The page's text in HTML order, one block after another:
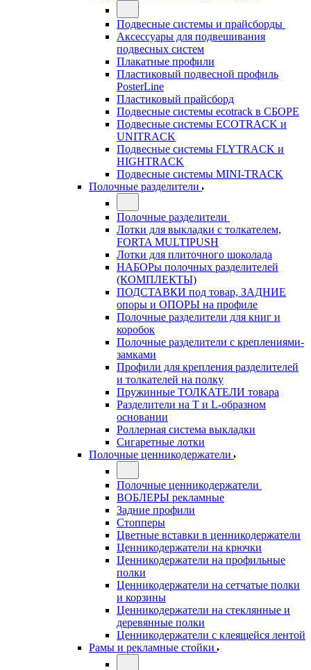
Подвесные системы и прайсборды
Аксессуары для подвешивания
подвесных систем
Плакатные профили
Пластиковый подвесной профиль
PosterLine
Пластиковый прайсборд
Подвесные системы ecotrack в СБОРЕ
Подвесные системы ECOTRACK и
UNITRACK
Подвесные системы FLYTRACK и
HIGHTRACK
Подвесные системы MINI-TRACK
Полочные разделители
Полочные разделители
Лотки для выкладки с толкателем,
FORTA MULTIPUSH
Лотки для плиточного шоколада
НАБОРы полочных разделителей
(КОМПЛЕКТЫ)
ПОДСТАВКИ под товар, ЗАДНИЕ
опоры и ОПОРЫ на профиле
Полочные разделители для книг и
коробок
Полочные разделители с креплениями-
замками
Профили для крепления разделителей
и толкателей на полку
Пружинные ТОЛКАТЕЛИ товара
Разделители на Т и L-образном
основании
Роллерная система выкладки
Сигаретные лотки
Полочные ценникодержатели
Полочные ценникодержатели
ВОБЛЕРЫ рекламные
Задние профили
Стопперы
Цветные вставки в ценникодержатели
Ценникодержатели на крючки
Ценникодержатели на профильные
полки
Ценникодержатели на сетчатые полки
и корзины
Ценникодержатели на стеклянные и
деревянные полки
Ценникодержатели с клеящейся лентой
Рамы и рекламные стойки